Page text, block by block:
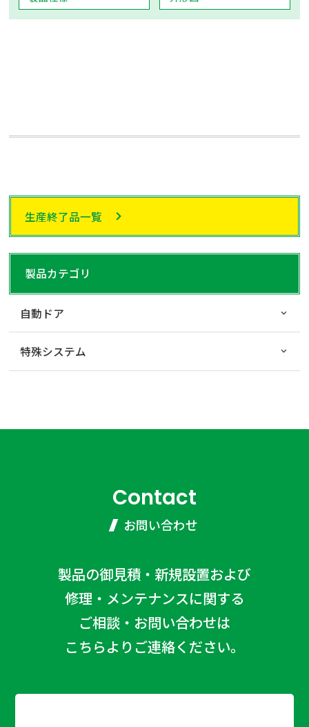
生産終了品一覧
製品カテゴリ
自動ドア
特殊システム
Contact
お問い合わせ
製品の御見積・新規設置および
修理・メンテナンスに関する
ご相談・お問い合わせは
こちらよりご連絡ください。